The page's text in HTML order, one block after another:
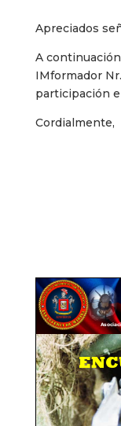
Apreciados
A
IMformador
participación
Cordialmente,